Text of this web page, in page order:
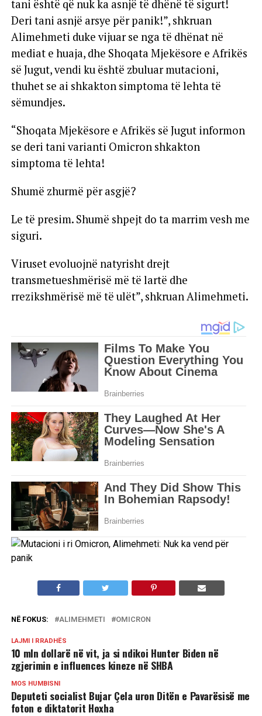
tani është që nuk ka asnjë të dhënë të sigurt!
Deri tani asnjë arsye për panik!”, shkruan
Alimehmeti duke vijuar se nga të dhënat në
mediat e huaja, dhe Shoqata Mjekësore e Afrikës
së Jugut, vendi ku është zbuluar mutacioni,
thuhet se ai shkakton simptoma të lehta të
sëmundjes.
“Shoqata Mjekësore e Afrikës së Jugut informon
se deri tani varianti Omicron shkakton
simptoma të lehta!
Shumë zhurmë për asgjë?
Le të presim. Shumë shpejt do ta marrim vesh me
siguri.
Viruset evoluojnë natyrisht drejt
transmetueshmërisë më të lartë dhe
rrezikshmërisë më të ulët”, shkruan Alimehmeti.
NË FOKUS: ALIMEHMETI OMICRON
LAJMI I RRADHËS
10 mln dollarë në vit, ja si ndikoi Hunter Biden në
zgjerimin e influences kineze në SHBA
MOS HUMBISNI
Deputeti socialist Bujar Çela uron Ditën e Pavarësisë me
foton e diktatorit Hoxha